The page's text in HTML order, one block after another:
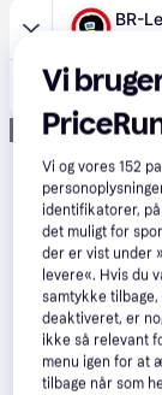
BR-
Hoppekids
Annonce
Vi
Vi og vores152
identifikatorer,
det muligt for
der er vist under
levere«. Hvis du
samtykke
deaktiveret, er
ikke så relevant
menu igen for at
tilbage når som